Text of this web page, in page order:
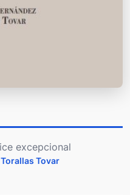
excepcional
Tovar